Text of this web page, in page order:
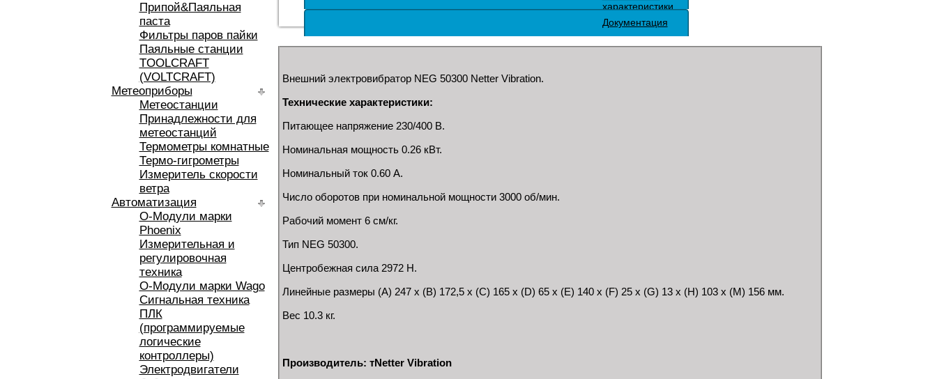
Припой&Паяльная
паста
Фильтры паров пайки
Паяльные станции
TOOLCRAFT
(VOLTCRAFT)
Метеоприборы
Метеостанции
Принадлежности для
метеостанций
Термометры комнатные
Термо-гигрометры
Измеритель скорости
ветра
Автоматизация
O-Модули марки
Phoenix
Измерительная и
регулировочная
техника
O-Модули марки Wago
Сигнальная техника
ПЛК
(программируемые
логические
контроллеры)
Электродвигатели
характеристики
Документация
Внешний электровибратор NEG 50300 Netter Vibration.
Технические характеристики:
Питающее напряжение 230/400 В.
Номинальная мощность 0.26 кВт.
Номинальный ток 0.60 А.
Число оборотов при номинальной мощности 3000 об/мин.
Рабочий момент 6 см/кг.
Тип NEG 50300.
Центробежная сила 2972 Н.
Линейные размеры (A) 247 x (B) 172,5 x (C) 165 x (D) 65 x (E) 140 x (F) 25 x (G) 13 x (H) 103 x (M) 156 мм.
Вес 10.3 кг.
Производитель: тNetter Vibration